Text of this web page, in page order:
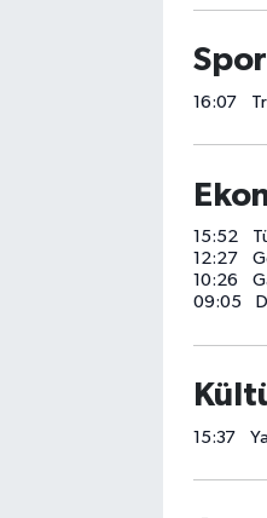
Spor
16:07
15:52
12:27
10:26
09:05
15:37